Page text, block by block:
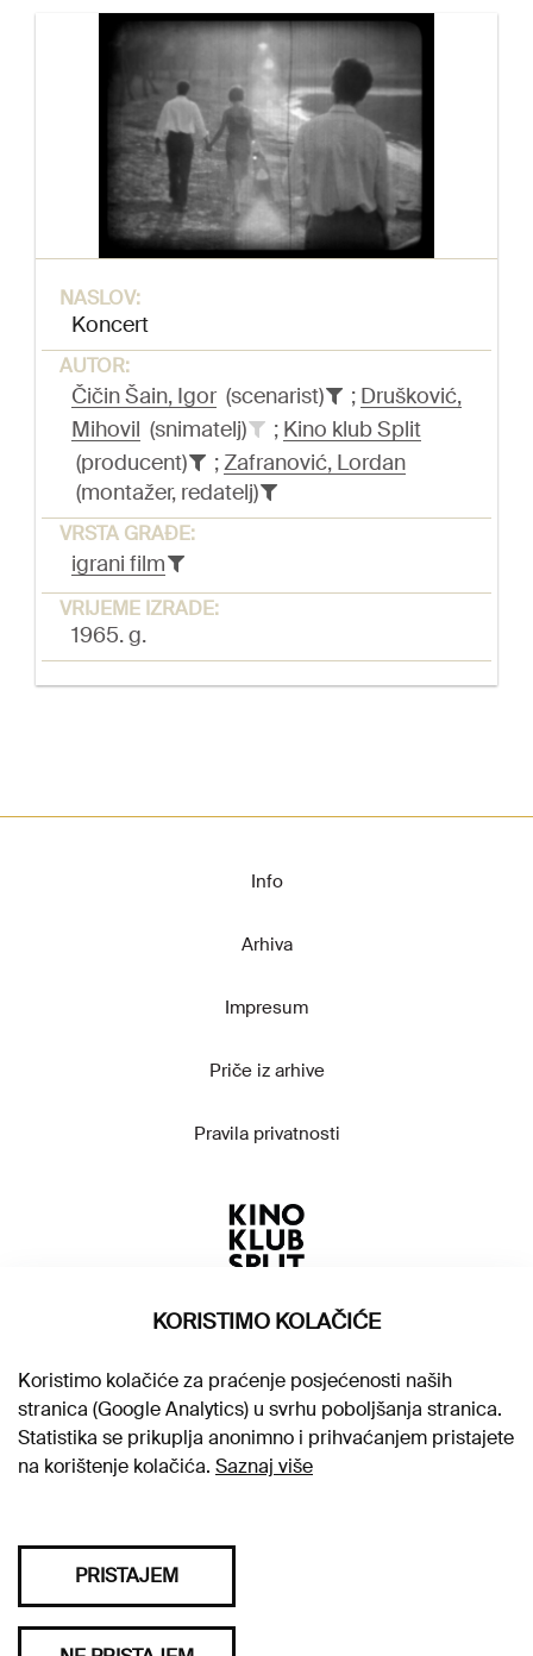
NASLOV:
Koncert
AUTOR:
Čičin Šain, Igor (scenarist) ; Drušković,
Mihovil (snimatelj) ; Kino klub Split
(producent)
;Zafranović, Lordan
(montažer, redatelj)
VRSTA GRAĐE:
igrani film
VRIJEME IZRADE:
1965. g.
Info
Arhiva
Impresum
Priče iz arhive
Pravila privatnosti
KORISTIMO KOLAČIĆE
Koristimo kolačiće za praćenje posjećenosti naših
stranica (Google Analytics) u svrhu poboljšanja stranica.
Statistika se prikuplja anonimno i prihvaćanjem pristajete
na korištenje kolačića. Saznaj više
PRISTAJEM